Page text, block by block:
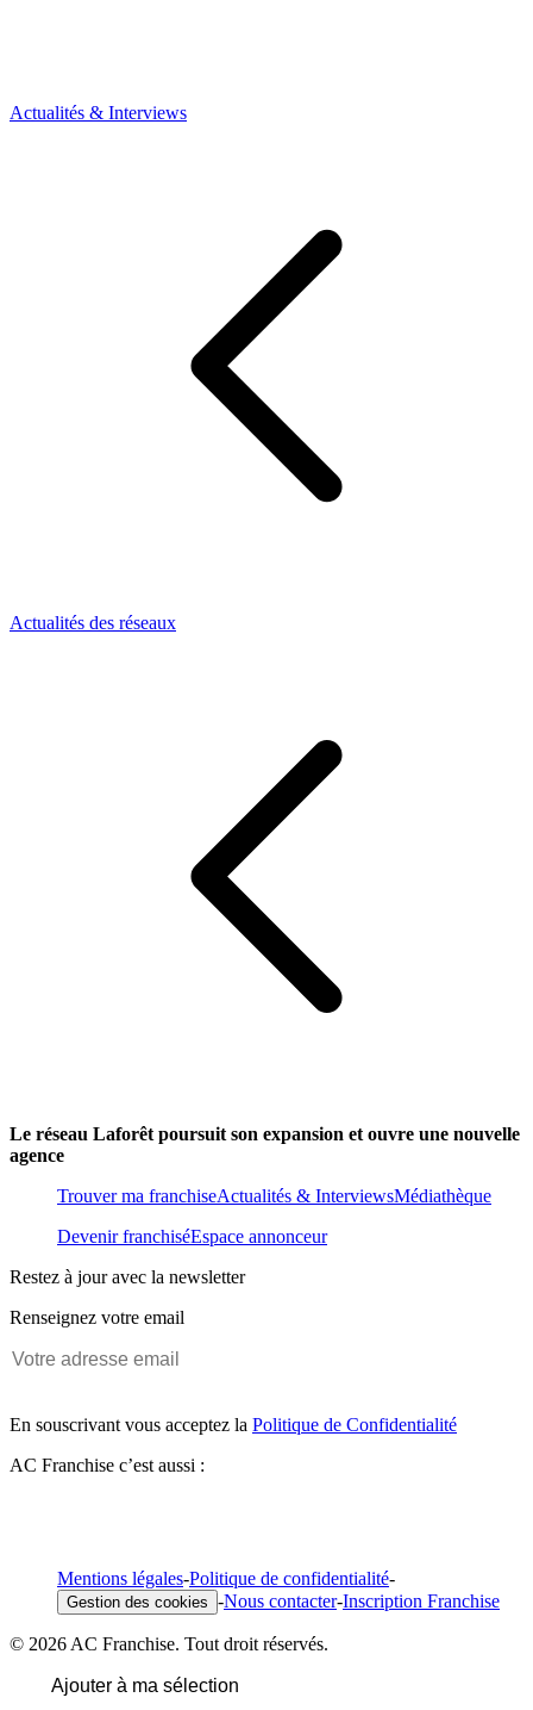
Actualités & Interviews
Actualités des réseaux
Le réseau Laforêt poursuit son expansion et ouvre une nouvelle
agence
Trouver ma franchiseActualités & InterviewsMédiathèque
Devenir franchiséEspace annonceur
Restez à jour avec la newsletter
Renseignez votre email
En souscrivant vous acceptez la Politique de Confidentialité
AC Franchise c’est aussi :
Mentions légales-Politique de confidentialité-
Gestion des cookies -Nous contacter-Inscription Franchise
© 2026 AC Franchise. Tout droit réservés.
Ajouter à ma sélection